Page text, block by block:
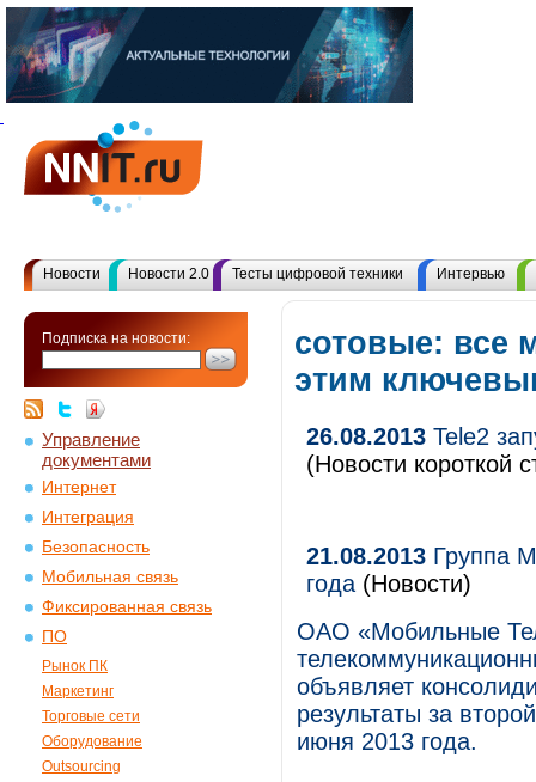
Новости Новости 2.0 Тесты цифровой техники Интервью
Подписка на новости:
Управление
документами
Интернет
Интеграция
Безопасность
Мобильная связь
Фиксированная связь
ПО
Рынок ПК
Маркетинг
Торговые сети
Оборудование
Outsourcing
сотовые: все
этим
26.08.2013 Tele2
(Новости короткой
21.08.2013 Группа
года (Новости)
ОАО «Мобильные
объявляет
результаты за
июня 2013 года.